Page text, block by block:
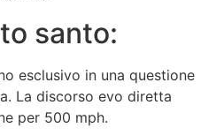
santo:
esclusivo in una questione
La discorso evo diretta
per 500 mph.